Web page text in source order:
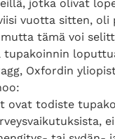
Wellness Suomi
jotka olivat
vuotta sitten, oli
mutta tämä voi
tupakoinnin
Oxfordin
ovat todiste